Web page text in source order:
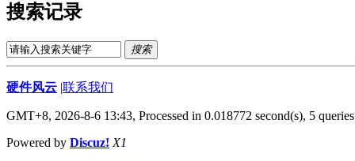
搜索记录
搜索
硬件风云 |联系我们
GMT+8, 2026-8-6 13:43, Processed in 0.018772 second(s), 5 queries
Powered by Discuz! X1